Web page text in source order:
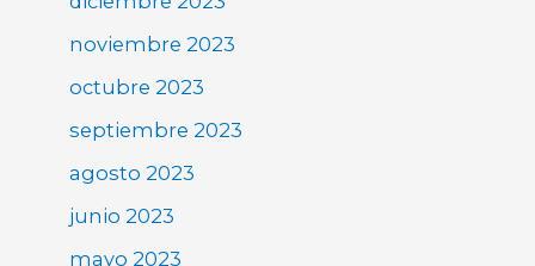
noviembre 2023
octubre 2023
septiembre 2023
agosto 2023
junio 2023
mayo 2023